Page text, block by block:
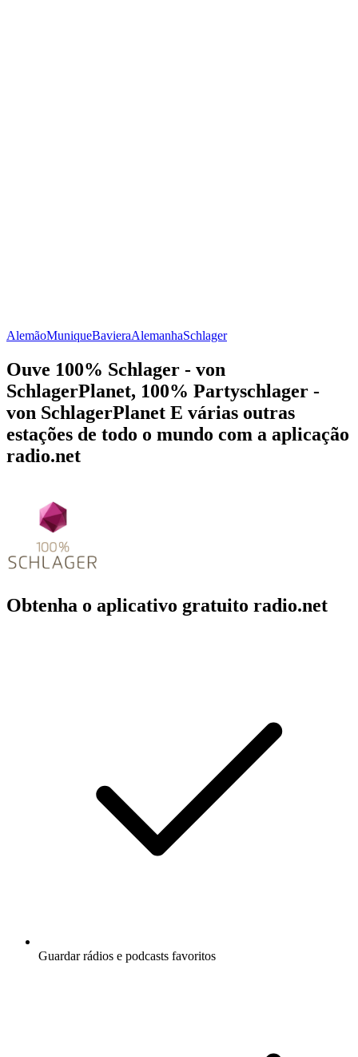
AlemãoMuniqueBavieraAlemanhaSchlager
Ouve 100% Schlager - von
SchlagerPlanet, 100% Partyschlager -
von SchlagerPlanet E várias outras
estações de todo o mundo com a aplicação
radio.net
Obtenha o aplicativo gratuito radio.net
Guardar rádios e podcasts favoritos